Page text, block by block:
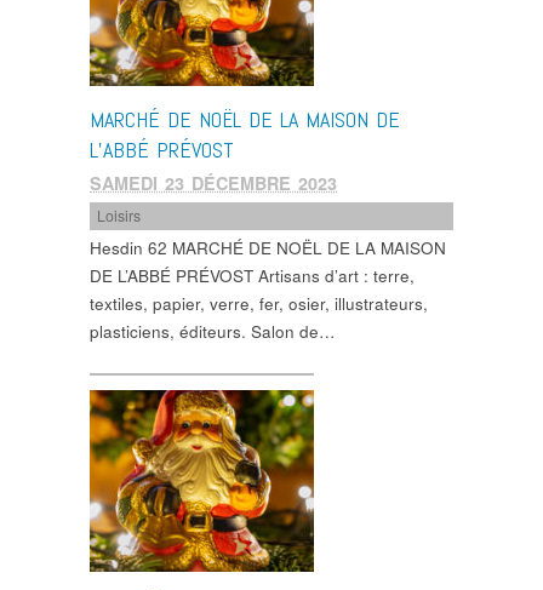
MARCHÉ DE NOËL DE LA MAISON DE
L’ABBÉ PRÉVOST
SAMEDI 23 DÉCEMBRE 2023
Loisirs
Hesdin 62 MARCHÉ DE NOËL DE LA MAISON
DE L’ABBÉ PRÉVOST Artisans d’art : terre,
textiles, papier, verre, fer, osier, illustrateurs,
plasticiens, éditeurs. Salon de…